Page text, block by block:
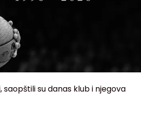
su danas klub i njegova